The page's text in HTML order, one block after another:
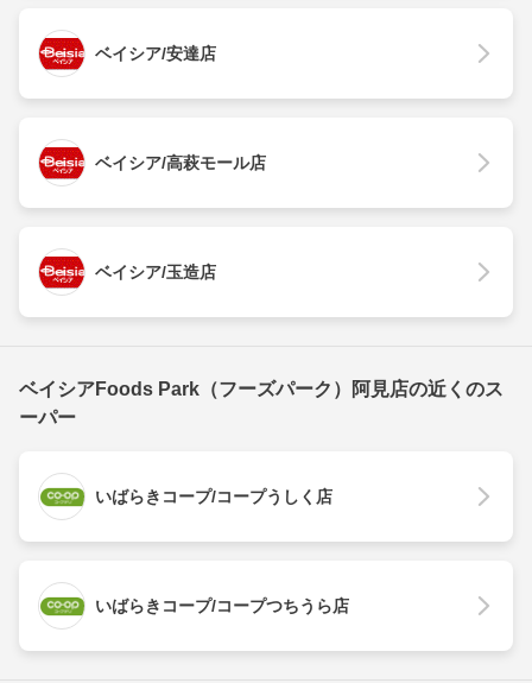
ベイシア/安達店
ベイシア/高萩モール店
ベイシア/玉造店
ベイシアFoods Park（フーズパーク）阿見店の近くのス
ーパー
いばらきコープ/コープうしく店
いばらきコープ/コープつちうら店